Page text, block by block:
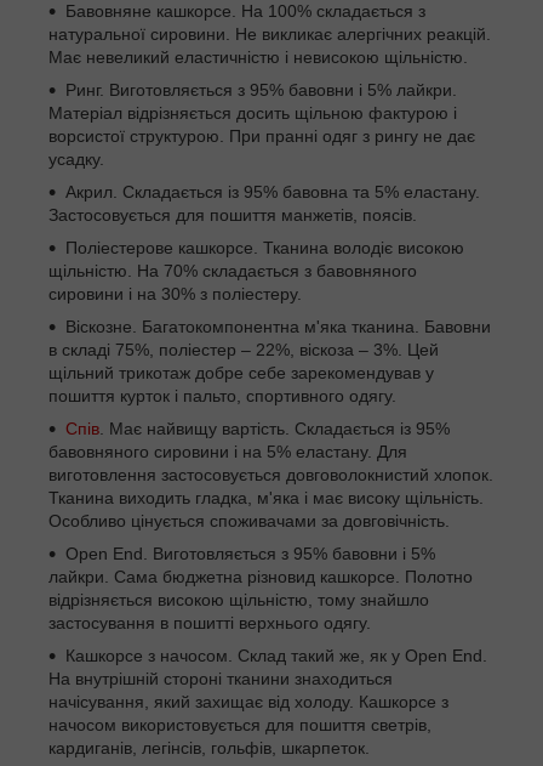
Бавовняне кашкорсе. На 100% складається з
натуральної сировини. Не викликає алергічних реакцій.
Має невеликий еластичністю і невисокою щільністю.
Ринг. Виготовляється з 95% бавовни і 5% лайкри.
Матеріал відрізняється досить щільною фактурою і
ворсистої структурою. При пранні одяг з рингу не дає
усадку.
Акрил. Складається із 95% бавовна та 5% еластану.
Застосовується для пошиття манжетів, поясів.
Поліестерове кашкорсе. Тканина володіє високою
щільністю. На 70% складається з бавовняного
сировини і на 30% з поліестеру.
Віскозне. Багатокомпонентна м'яка тканина. Бавовни
в складі 75%, поліестер – 22%, віскоза – 3%. Цей
щільний трикотаж добре себе зарекомендував у
пошиття курток і пальто, спортивного одягу.
Спів. Має найвищу вартість. Складається із 95%
бавовняного сировини і на 5% еластану. Для
виготовлення застосовується довговолокнистий хлопок.
Тканина виходить гладка, м'яка і має високу щільність.
Особливо цінується споживачами за довговічність.
Open End. Виготовляється з 95% бавовни і 5%
лайкри. Сама бюджетна різновид кашкорсе. Полотно
відрізняється високою щільністю, тому знайшло
застосування в пошитті верхнього одягу.
Кашкорсе з начосом. Склад такий же, як у Open End.
На внутрішній стороні тканини знаходиться
начісування, який захищає від холоду. Кашкорсе з
начосом використовується для пошиття светрів,
кардиганів, легінсів, гольфів, шкарпеток.